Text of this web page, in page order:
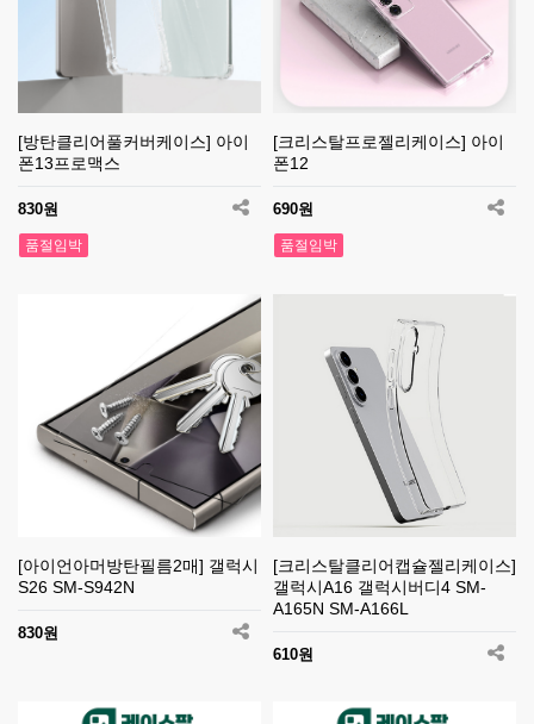
[방탄클리어풀커버케이스] 아이
폰13프로맥스
830원
품절임박
[크리스탈프로젤리케이스] 아이
폰12
690원
품절임박
[아이언아머방탄필름2매] 갤럭시
S26 SM-S942N
830원
[크리스탈클리어캡슐젤리케이스]
갤럭시A16 갤럭시버디4 SM-
A165N SM-A166L
610원